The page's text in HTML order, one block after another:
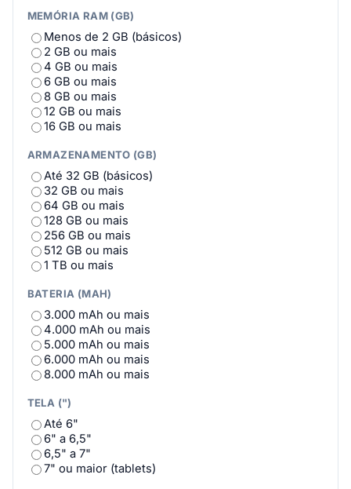
LG(14)
MEIZU (2)
Motorola(127)
Multi (3)
Nokia(15)
NOTHING(11)
nubia (1)
OPPO (23)
Philco(4)
POCO
Positivo(4)
PRITOM(12)
realme(76)
REDMAGIC(11)
REDMI(80)
ROG (Republic of Gamers)
Samsung(172)
Semp (4)
TCL(33)
Teclast(19)
TECNO(90)
TecToy(1)
UMIDIGI(4)
VAIO(2)
WIKO
Xiaomi
MEMÓRIA RAM (GB)
Menos de 2 GB (básicos)
2 GB ou mais
4 GB ou mais
6 GB ou mais
8 GB ou mais
12 GB ou mais
16 GB ou mais
ARMAZENAMENTO (GB)
Até 32 GB (básicos)
32 GB ou mais
64 GB ou mais
128 GB ou mais
256 GB ou mais
512 GB ou mais
1 TB ou mais
BATERIA (MAH)
3.000 mAh ou mais
4.000 mAh ou mais
5.000 mAh ou mais
6.000 mAh ou mais
8.000 mAh ou mais
TELA (")
Até 6"
6" a 6,5"
6,5" a 7"
7" ou maior (tablets)